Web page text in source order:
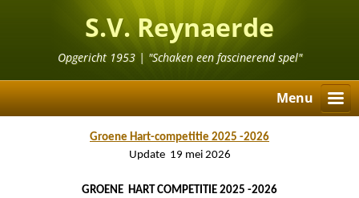
S.V. Reynaerde
Opgericht 1953 | "Schaken een fascinerend spel"
Menu
Groene Hart-competitie 2025 -2026
Update 19 mei 2026
GROENE HART COMPETITIE 2025 -2026